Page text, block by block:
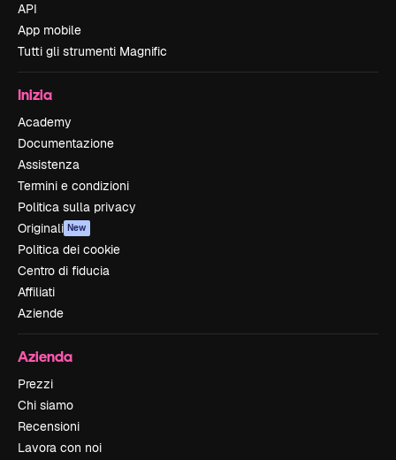
API
App mobile
Tutti gli strumenti Magnific
Inizia
Academy
Documentazione
Assistenza
Termini e condizioni
Politica sulla privacy
Originali New
Politica dei cookie
Centro di fiducia
Affiliati
Aziende
Azienda
Prezzi
Chi siamo
Recensioni
Lavora con noi